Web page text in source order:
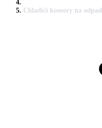
Chladicí komory na odpad